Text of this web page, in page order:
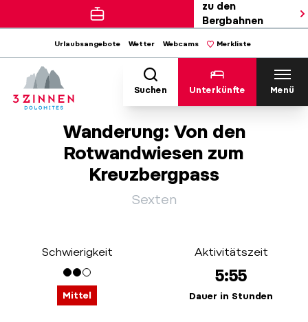
zu den
Bergbahnen
Urlaubsangebote Wetter Webcams Merkliste
Suchen Unterkünfte Menü
Wanderung: Von den
Rotwandwiesen zum
Kreuzbergpass
Sexten
Schwierigkeit
Mittel
Aktivitätszeit
5:55
Dauer in Stunden